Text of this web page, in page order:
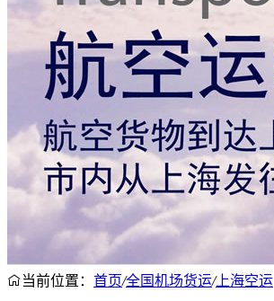
当前位置： 首页/全国机场货运/上海空运